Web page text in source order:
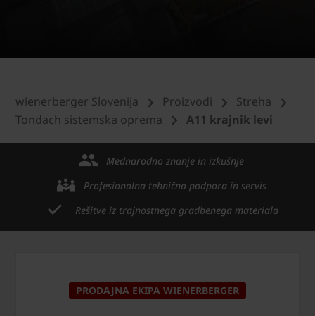
wienerberger Slovenija Proizvodi
Streha
Tondach sistemska oprema
A11 krajnik levi
Mednarodno znanje in izkušnje
Profesionalna tehnična podpora in servis
Rešitve iz trajnostnega gradbenega materiala
PRODAJNA EKIPA WIENERBERGER